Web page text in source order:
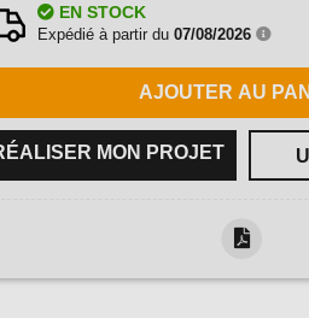
EN STOCK
Expédié à partir du 07/08/2026
AJOUTER AU
MON PROJET